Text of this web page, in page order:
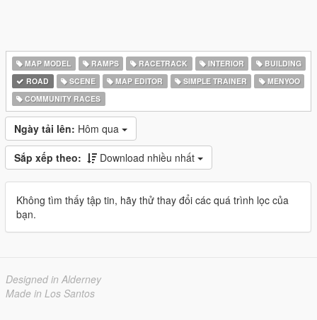
MAP MODEL RAMPS RACETRACK INTERIOR
BUILDING
ROAD
SCENE MAP EDITOR SIMPLE TRAINER
MENYOO
COMMUNITY RACES
Ngày tải lên: Hôm qua
Sắp xếp theo: Download nhiều nhất
Không tìm thấy tập tin, hãy thử thay đổi các quá trình lọc của
bạn.
Designed in Alderney
Made in Los Santos